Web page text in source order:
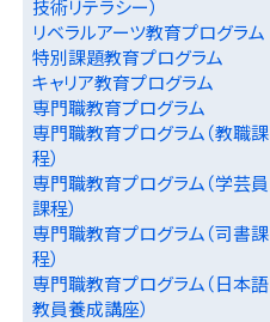
技術リテラシー）
リベラルアーツ教育プログラム
特別課題教育プログラム
キャリア教育プログラム
専門職教育プログラム
専門職教育プログラム（教職課
程）
専門職教育プログラム（学芸員
課程）
専門職教育プログラム（司書課
程）
専門職教育プログラム（日本語
教員養成講座）